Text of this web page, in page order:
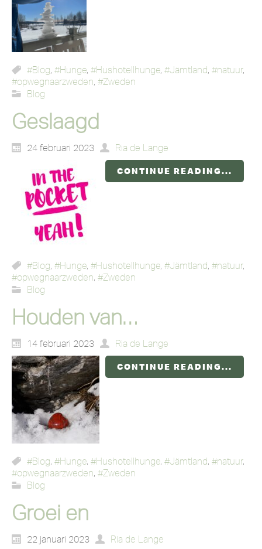
#Blog, #Hunge, #Hushotellhunge, #Jämtland, #natuur,
#opwegnaarzweden, #Zweden
Blog
Geslaagd
24 februari 2023 Ria de Lange
CONTINUE READING...
#Blog, #Hunge, #Hushotellhunge, #Jämtland, #natuur,
#opwegnaarzweden, #Zweden
Blog
Houden van…
14 februari 2023 Ria de Lange
CONTINUE READING...
#Blog, #Hunge, #Hushotellhunge, #Jämtland, #natuur,
#opwegnaarzweden, #Zweden
Blog
Groei en
22 januari 2023 Ria de Lange